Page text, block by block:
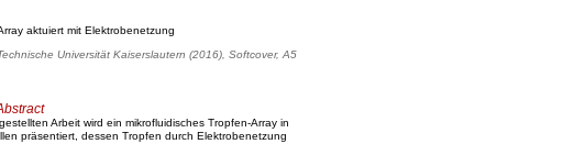
aktuiert mit Elektrobenetzung
Universität Kaiserslautern (2016), Softcover, A5
Arbeit wird ein mikrofluidisches Tropfen-­Array in
präsentiert, dessen Tropfen durch Elektrobenetzung